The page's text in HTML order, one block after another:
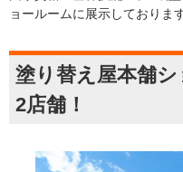
ョールームに展示しております
塗り替え屋本舗
2店舗！